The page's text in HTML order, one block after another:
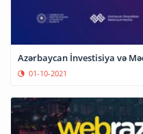
Azərbaycan İnvestisiya və
01-10-2021